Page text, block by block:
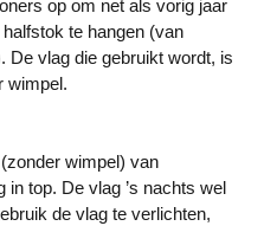
op om net als vorig jaar
te hangen (van
De vlag die gebruikt wordt, is
wimpel.
wimpel) van
top. De vlag ’s nachts wel
de vlag te verlichten,